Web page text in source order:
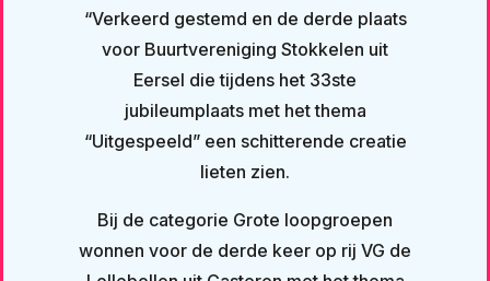
“Verkeerd gestemd en de derde plaats
voor Buurtvereniging Stokkelen uit
Eersel die tijdens het 33ste
jubileumplaats met het thema
“Uitgespeeld” een schitterende creatie
lieten zien.
Bij de categorie Grote loopgroepen
wonnen voor de derde keer op rij VG de